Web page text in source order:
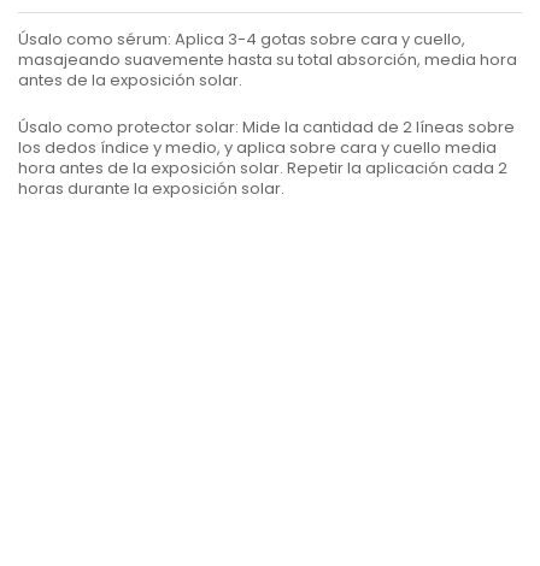
Úsalo como sérum: Aplica 3-4 gotas sobre cara y cuello,
masajeando suavemente hasta su total absorción, media hora
antes de la exposición solar.
Úsalo como protector solar: Mide la cantidad de 2 líneas sobre
los dedos índice y medio, y aplica sobre cara y cuello media
hora antes de la exposición solar. Repetir la aplicación cada 2
horas durante la exposición solar.